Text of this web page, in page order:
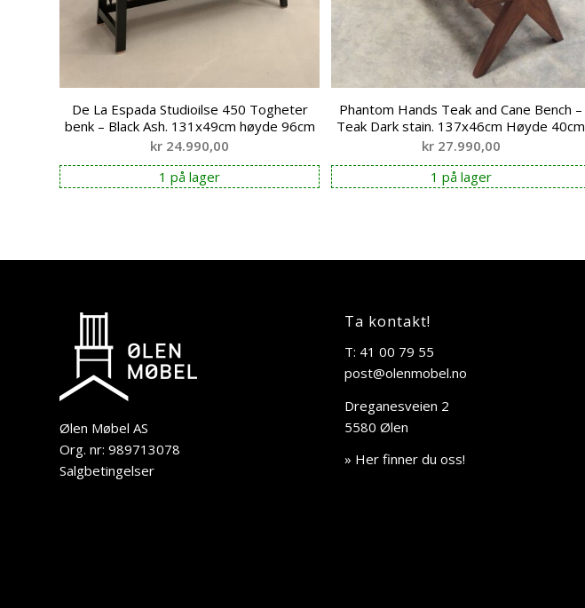
De La Espada Studioilse 450 Togheter
benk – Black Ash. 131x49cm høyde 96cm
kr 24.990,00
1 på lager
Phantom Hands Teak and Cane Bench –
Teak Dark stain. 137x46cm Høyde 40cm
kr27.990,00
1 på lager
Ølen Møbel AS
Org. nr: 989713078
Salgbetingelser
Ta kontakt!
T: 41 00 79 55
post@olenmobel.no
Dreganesveien 2
5580 Ølen
» Her finner du oss!